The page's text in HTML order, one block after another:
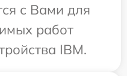
с Вами для
работ
IBM.